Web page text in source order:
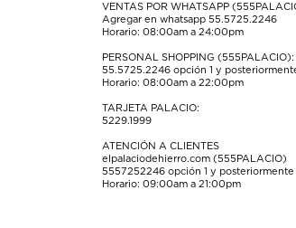
VENTAS POR WHATSAPP
Agregar en whatsapp 55.5725.2246
Horario: 08:00am a 24:00pm
PERSONAL SHOPPING (555PALACIO):
55.5725.2246 opción 1 y
Horario: 08:00am a 22:00pm
TARJETA PALACIO:
5229.1999
ATENCIÓN A CLIENTES
elpalaciodehierro.com (555PALACIO)
5557252246 opción 1 y posteriormente
Horario: 09:00am a 21:00pm